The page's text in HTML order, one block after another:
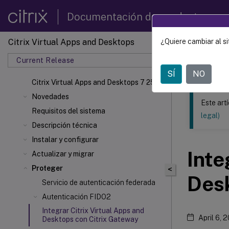
Documentación de productos
Citrix Virtual Apps and Desktops
Current Release
Citrix Virtual Apps and Desktops 7 2511
Novedades
Requisitos del sistema
Descripción técnica
Instalar y configurar
Actualizar y migrar
Proteger
Servicio de autenticación federada
Autenticación FIDO2
Integrar Citrix Virtual Apps and
Desktops con Citrix Gateway
Este
Citrix
<
Este
legal)
April 6,
¿Quiere cambiar al
SÍ NO